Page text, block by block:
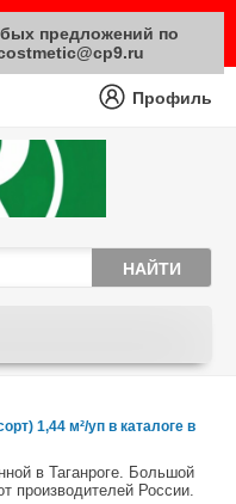
По любым
sale@costmetic.ru
Профиль
1,44 м²/уп в каталоге в
в Таганроге. Большой
производителей России.
предложений по